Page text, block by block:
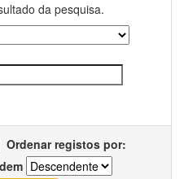
da pesquisa.
Ordenar registos por: